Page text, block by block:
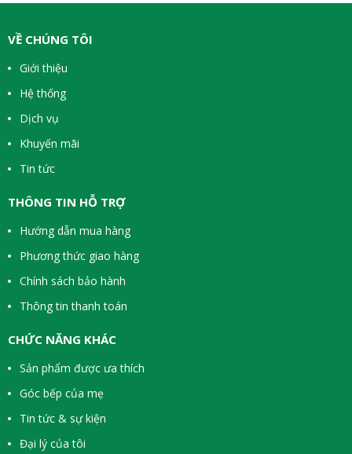
VỀ CHÚNG TÔI
Giới thiệu
Hệ thống
Dịch vụ
Khuyến mãi
Tin tức
THÔNG TIN HỖ TRỢ
Hướng dẫn mua hàng
Phương thức giao hàng
Chính sách bảo hành
Thông tin thanh toán
CHỨC NĂNG KHÁC
Sản phẩm được ưa thích
Góc bếp của mẹ
Tin tức & sự kiện
Đại lý của tôi